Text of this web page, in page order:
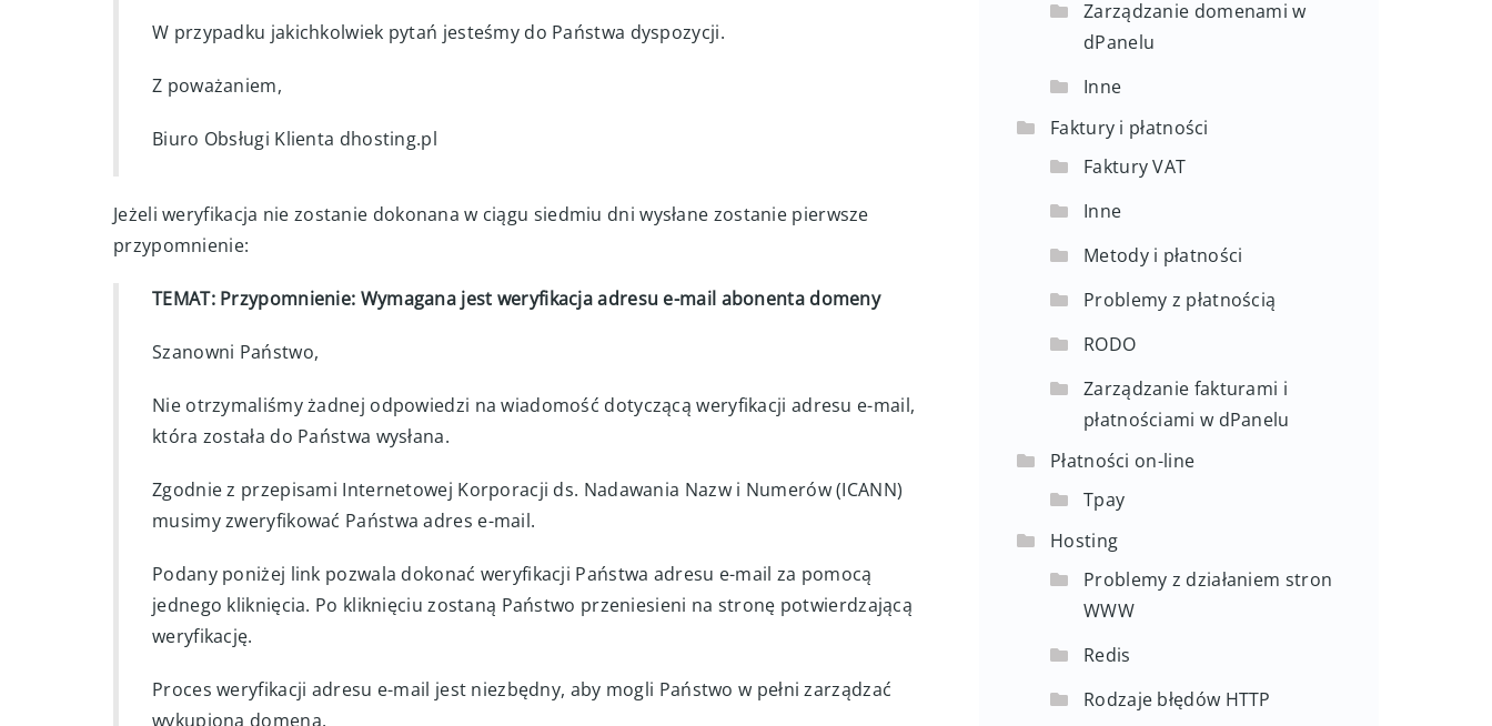
W przypadku jakichkolwiek pytań jesteśmy do Państwa dyspozycji.
Z poważaniem,
Biuro Obsługi Klienta dhosting.pl
Jeżeli weryfikacja nie zostanie dokonana w ciągu siedmiu dni wysłane zostanie pierwsze
przypomnienie:
TEMAT: Przypomnienie: Wymagana jest weryfikacja adresu e-mail abonenta domeny
Szanowni Państwo,
Nie otrzymaliśmy żadnej odpowiedzi na wiadomość dotyczącą weryfikacji adresu e-mail,
która została do Państwa wysłana.
Zgodnie z przepisami Internetowej Korporacji ds. Nadawania Nazw i Numerów (ICANN)
musimy zweryfikować Państwa adres e-mail.
Podany poniżej link pozwala dokonać weryfikacji Państwa adresu e-mail za pomocą
jednego kliknięcia. Po kliknięciu zostaną Państwo przeniesieni na stronę potwierdzającą
weryfikację.
Proces weryfikacji adresu e-mail jest niezbędny, aby mogli Państwo w pełni zarządzać
wykupioną domeną.
Zarządzanie domenami w
dPanelu
Inne
Faktury i płatności
Faktury VAT
Inne
Metody i płatności
Problemy z płatnością
RODO
Zarządzanie fakturami i
płatnościami w dPanelu
Płatności on-line
Tpay
Hosting
Problemy z działaniem stron
WWW
Redis
Rodzaje błędów HTTP